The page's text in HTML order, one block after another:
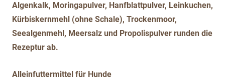
Algenkalk, Moringapulver, Hanfblattpulver, Leinkuchen,
Kürbiskernmehl (ohne Schale), Trockenmoor,
Seealgenmehl, Meersalz und Propolispulver runden die
Rezeptur ab.
Alleinfuttermittel für Hunde